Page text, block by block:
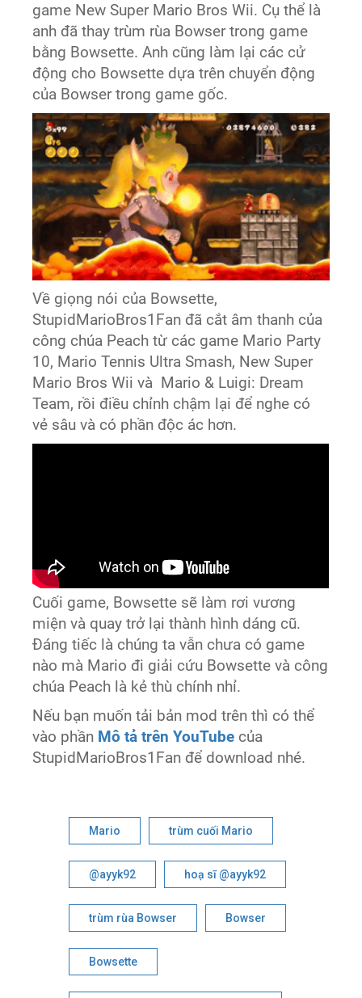
game New Super Mario Bros Wii. Cụ thể là
anh đã thay trùm rùa Bowser trong game
bằng Bowsette. Anh cũng làm lại các cử
động cho Bowsette dựa trên chuyển động
của Bowser trong game gốc.
Về giọng nói của Bowsette,
StupidMarioBros1Fan đã cắt âm thanh của
công chúa Peach từ các game Mario Party
10, Mario Tennis Ultra Smash, New Super
Mario Bros Wii và Mario & Luigi: Dream
Team, rồi điều chỉnh chậm lại để nghe có
vẻ sâu và có phần độc ác hơn.
Cuối game, Bowsette sẽ làm rơi vương
miện và quay trở lại thành hình dáng cũ.
Đáng tiếc là chúng ta vẫn chưa có game
nào mà Mario đi giải cứu Bowsette và công
chúa Peach là kẻ thù chính nhỉ.
Nếu bạn muốn tải bản mod trên thì có thể
vào phần Mô tả trên YouTube của
StupidMarioBros1Fan để download nhé.
Mario trùm cuối Mario
@ayyk92 hoạ sĩ @ayyk92
trùm rùa Bowser Bowser
Bowsette